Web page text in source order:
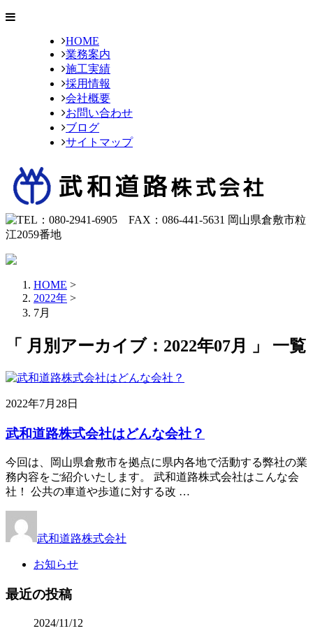
HOME
業務案内
施工実績
採用情報
会社概要
お問い合わせ
ブログ
サイトマップ
HOME >
2022年 >
7月
「 月別アーカイブ：2022年07月 」 一覧
2022年7月28日
武和道路株式会社はどんな会社？
今回は、岡山県倉敷市を拠点に県内各地で活動する弊社の業
務内容をご紹介いたします。 武和道路株式会社はこんな会
社！ 公共の車道や歩道に対する改 …
武和道路株式会社
お知らせ
最近の投稿
2024/11/12